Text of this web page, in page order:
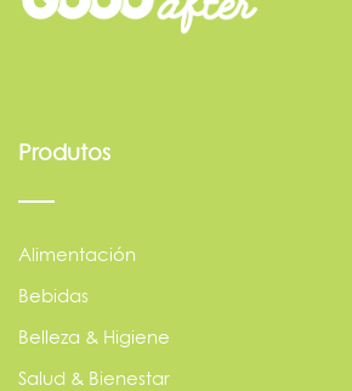
Produtos
Alimentación
Bebidas
Belleza & Higiene
Salud & Bienestar